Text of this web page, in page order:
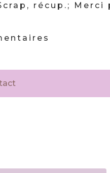
récup.;